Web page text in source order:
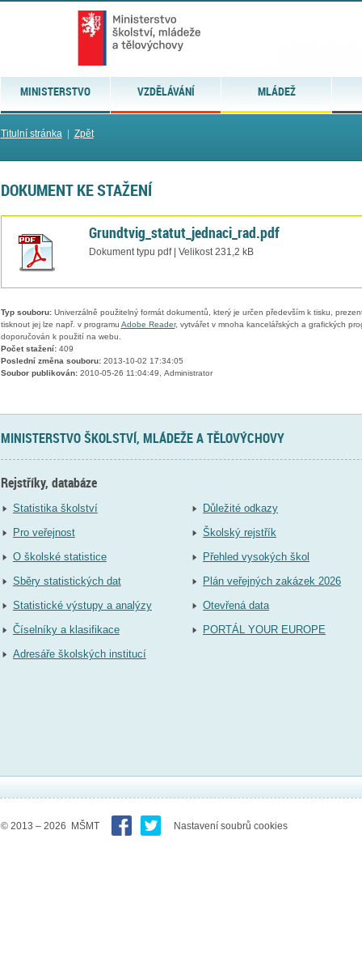
MINISTERSTVO VZDĚLÁVÁNÍ MLÁDEŽ
Titulní stránka| Zpět
DOKUMENT KE STAŽENÍ
Grundtvig_statut_jednaci_rad.pdf
Dokument typu pdf | Velikost 231,2 kB
Typ souboru:Univerzálně použitelný formát dokumentů, který je určen především k tisku,
tisknout jej lze např. v programu Adobe Reader, vytvářet v mnoha kancelářských a grafických
doporučován k použití na webu.
Počet stažení:409
Poslední změna souboru:2013-10-02 17:34:05
Soubor publikován:2010-05-26 11:04:49, Administrator
MINISTERSTVO ŠKOLSTVÍ, MLÁDEŽE A TĚLOVÝCHOVY
Rejstříky, databáze
Statistika školství
Pro veřejnost
O školské statistice
Sběry statistických dat
Statistické výstupy a analýzy
Číselníky a klasifikace
Adresáře školských institucí
Důležité odkazy
Školský rejstřík
Přehled vysokých škol
Plán veřejných zakázek 2026
Otevřená data
PORTÁL YOUR EUROPE
© 2013 – 2026 MŠMT Nastavení soubrů cookies